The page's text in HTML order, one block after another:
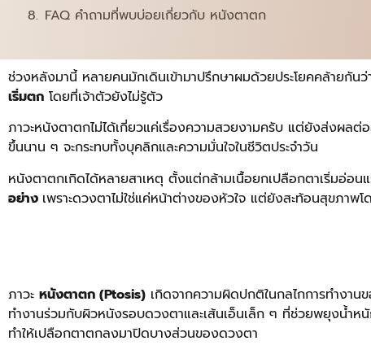
FAQ คำถามที่พบบ่อยเกี่ยวกับ หนังตาตก
ช่วงหลังมานี้ หลายคนมักเดินเข้ามาปรึกษาผมด้วยประโยคคล้ายกั
เริ่มตก โดยที่เจ้าตัวยังไม่รู้ตัว
ภาวะหนังตาตกไม่ได้เกี่ยวแค่เรื่องความสวยงามครับ แต่ยังส่งผล
ขึ้นนาน ๆ จะกระทบทั้งบุคลิกและความมั่นใจในชีวิตประจำวัน
หนังตาตกเกิดได้หลายสาเหตุ ตั้งแต่กล้ามเนื้อยกเปลือกตาเริ่มอ่อ
อย่าง เพราะดวงตาไม่ใช่แค่หน้าต่างของหัวใจ แต่ยังสะท้อนสุขภา
ภาวะ หนังตาตก (Ptosis) เกิดจากความผิดปกติในกลไกการทำงา
ทำงานร่วมกับผิวหนังรอบดวงตาและเส้นเอ็นเล็ก ๆ ที่ช่วยพยุงน้ำห
ทำให้เปลือกตาตกลงมาปิดบางส่วนของดวงตา